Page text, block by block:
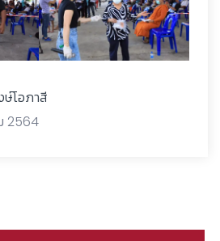
ษ์โอภาสี
2564